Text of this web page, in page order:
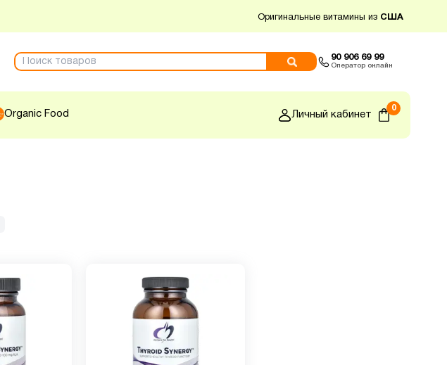
Оригинальные витамины из США
90 906 69 99
Оператор онлайн
Organic Food Личный кабинет
0